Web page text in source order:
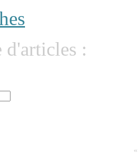
d'articles :
«